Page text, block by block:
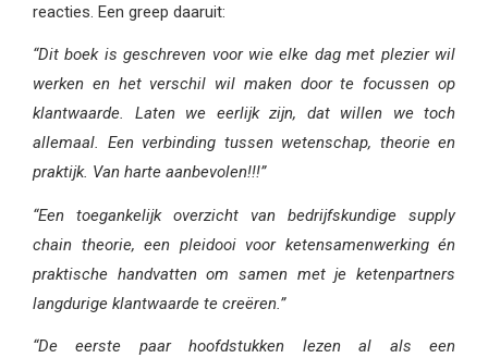
reacties. Een greep daaruit:
“Dit boek is geschreven voor wie elke dag met plezier wil
werken en het verschil wil maken door te focussen op
klantwaarde. Laten we eerlijk zijn, dat willen we toch
allemaal. Een verbinding tussen wetenschap, theorie en
praktijk. Van harte aanbevolen!!!”
“Een toegankelijk overzicht van bedrijfskundige supply
chain theorie, een pleidooi voor ketensamenwerking én
praktische handvatten om samen met je ketenpartners
langdurige klantwaarde te creëren.”
“De eerste paar hoofdstukken lezen al als een